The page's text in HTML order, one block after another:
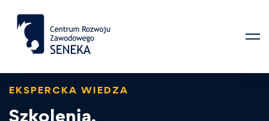
EKSPERCKA WIEDZA
Szkolenia,